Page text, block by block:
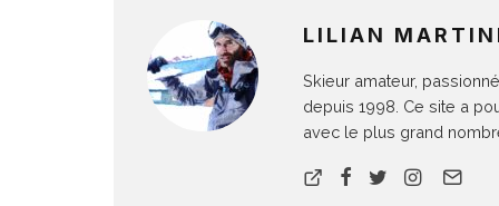
LILIAN
Skieur amateur,
depuis 1998. Ce site a
avec le plus grand